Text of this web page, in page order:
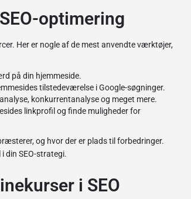
optimering
Her er nogle af de mest anvendte værktøjer,
på din hjemmeside.
tilstedeværelse i Google-søgninger.
konkurrentanalyse og meget mere.
linkprofil og finde muligheder for
og hvor der er plads til forbedringer.
din SEO-strategi.
i SEO